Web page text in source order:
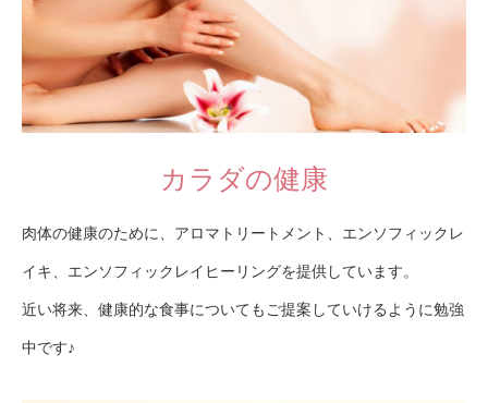
カラダの健康
肉体の健康のために、アロマトリートメント、エンソフィックレ
イキ、エンソフィックレイヒーリングを提供しています。
近い将来、健康的な食事についてもご提案していけるように勉強
中です♪